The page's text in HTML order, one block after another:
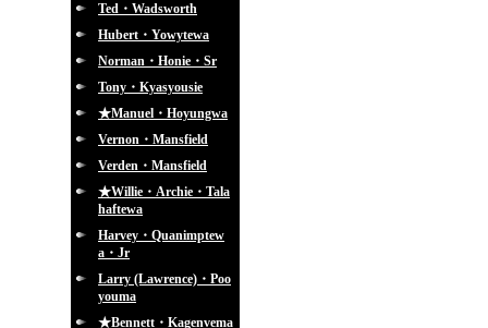
Ted・Wadsworth
Hubert・Yowytewa
Norman・Honie・Sr
Tony・Kyasyousie
★Manuel・Hoyungwa
Vernon・Mansfield
Verden・Mansfield
★Willie・Archie・Tala
haftewa
Harvey・Quanimptew
a・Jr
Larry (Lawrence)・Poo
youma
★Bennett・Kagenvema